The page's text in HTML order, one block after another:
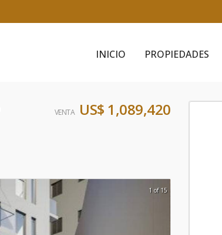
INICIO PROPIEDADES
VENTA US$ 1,089,420
1 of 15